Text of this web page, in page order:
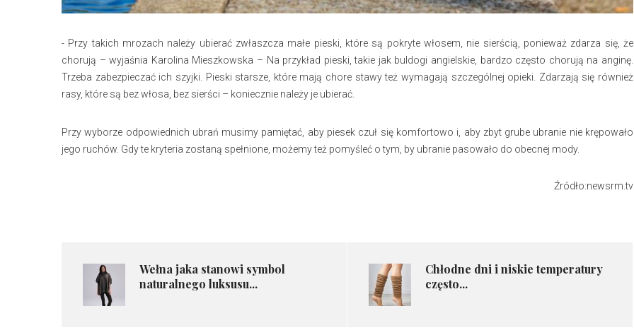
- Przy takich mrozach należy ubierać zwłaszcza małe pieski, które są pokryte włosem, nie sierścią, ponieważ zdarza się, że
chorują – wyjaśnia Karolina Mieszkowska – Na przykład pieski, takie jak buldogi angielskie, bardzo często chorują na anginę.
Trzeba zabezpieczać ich szyjki. Pieski starsze, które mają chore stawy też wymagają szczególnej opieki. Zdarzają się również
rasy, które są bez włosa, bez sierści – koniecznie należy je ubierać.
Przy wyborze odpowiednich ubrań musimy pamiętać, aby piesek czuł się komfortowo i, aby zbyt grube ubranie nie krępowało
jego ruchów. Gdy te kryteria zostaną spełnione, możemy też pomyśleć o tym, by ubranie pasowało do obecnej mody.
Źródło:newsrm.tv
Wełna jaka stanowi symbol
naturalnego luksusu...
Chłodne dni i niskie temperatury
często...